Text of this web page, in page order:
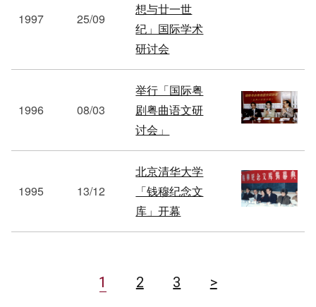
1997 25/09
想与廿一世
纪」国际学术
研讨会
1996 08/03
举行「国际粤
剧粤曲语文研
讨会」
1995 13/12
北京清华大学
「钱穆纪念文
库」开幕
1 2 3 >